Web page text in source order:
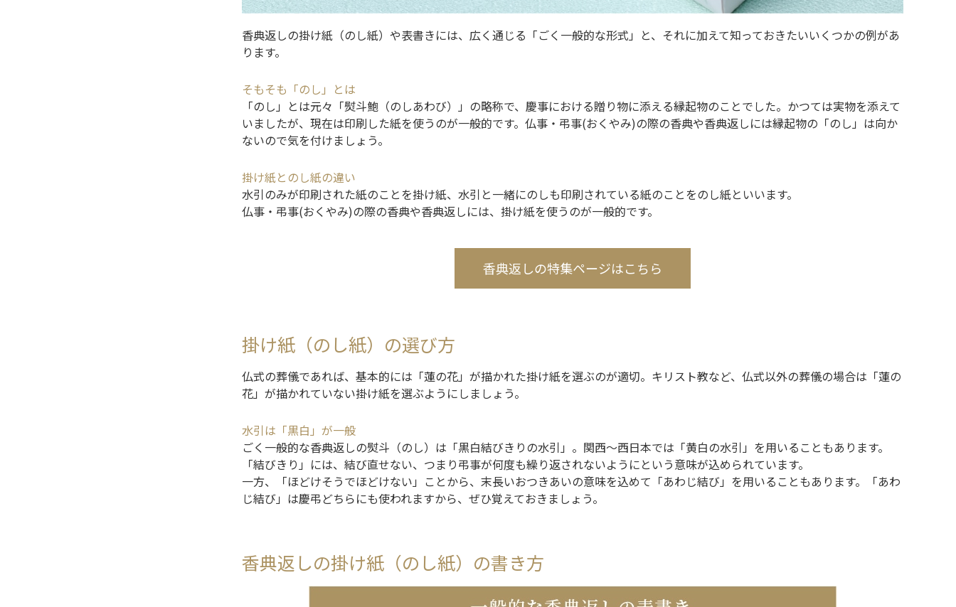
香典返しの掛け紙（のし紙）や表書きには、広く通じる「ごく一般的な形式」と、それに加えて知っておきたいいくつかの例があ
ります。
そもそも「のし」とは
「のし」とは元々「熨斗鮑（のしあわび）」の略称で、慶事における贈り物に添える縁起物のことでした。かつては実物を添えて
いましたが、現在は印刷した紙を使うのが一般的です。仏事・弔事(おくやみ)の際の香典や香典返しには縁起物の「のし」は向か
ないので気を付けましょう。
掛け紙とのし紙の違い
水引のみが印刷された紙のことを掛け紙、水引と一緒にのしも印刷されている紙のことをのし紙といいます。
仏事・弔事(おくやみ)の際の香典や香典返しには、掛け紙を使うのが一般的です。
香典返しの特集ページはこちら
掛け紙（のし紙）の選び方
仏式の葬儀であれば、基本的には「蓮の花」が描かれた掛け紙を選ぶのが適切。キリスト教など、仏式以外の葬儀の場合は「蓮の
花」が描かれていない掛け紙を選ぶようにしましょう。
水引は「黒白」が一般
ごく一般的な香典返しの熨斗（のし）は「黒白結びきりの水引」。関西～西日本では「黄白の水引」を用いることもあります。
「結びきり」には、結び直せない、つまり弔事が何度も繰り返されないようにという意味が込められています。
一方、「ほどけそうでほどけない」ことから、末長いおつきあいの意味を込めて「あわじ結び」を用いることもあります。「あわ
じ結び」は慶弔どちらにも使われますから、ぜひ覚えておきましょう。
香典返しの掛け紙（のし紙）の書き方